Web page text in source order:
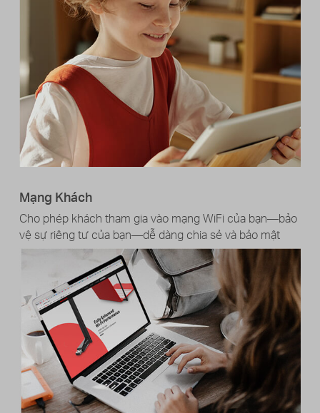
Mạng Khách
Cho phép khách tham gia vào mạng WiFi của bạn—bảo
vệ sự riêng tư của bạn—dễ dàng chia sẻ và bảo mật